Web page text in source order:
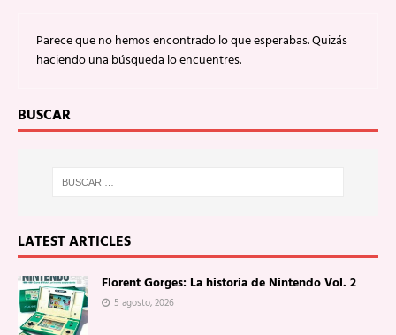
Parece que no hemos encontrado lo que esperabas. Quizás
haciendo una búsqueda lo encuentres.
BUSCAR
LATEST ARTICLES
Florent Gorges: La historia de Nintendo Vol. 2
5 agosto, 2026